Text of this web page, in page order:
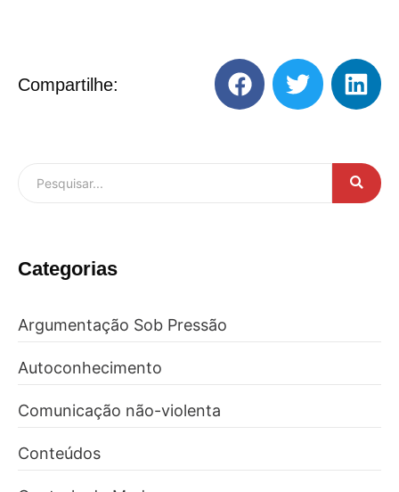
Compartilhe:
Categorias
Argumentação Sob Pressão
Autoconhecimento
Comunicação não-violenta
Conteúdos